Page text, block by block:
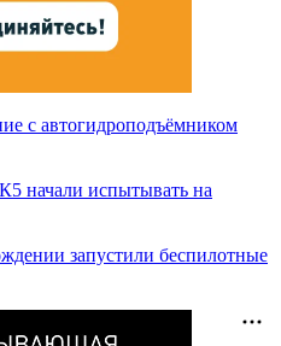
с автогидроподъёмником
начали испытывать на
запустили беспилотные